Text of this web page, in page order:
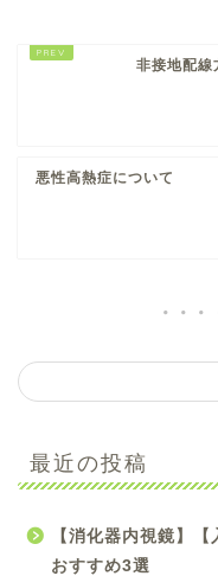
非接地配線
悪性高熱症について
最近の投稿
【消化器内視鏡】
おすすめ3選